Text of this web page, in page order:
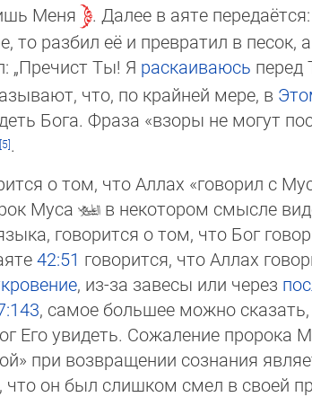
Меня
. Далее в аяте передаётся:
то разбил её и превратил в
„Пречист Ты! Я раскаиваюсь перед
что, по крайней мере, в
Бога. Фраза «взоры не могут
.
о том, что Аллах «говорил с
Муса
в некотором смысле
говорится о том, что Бог
42:51 говорится, что Аллах
, из-за завесы или через
, самое боль­шее мож­но
Его увидеть. Сожаление пророка
при возвращении соз­на­ния
что он был слиш­ком смел в своей